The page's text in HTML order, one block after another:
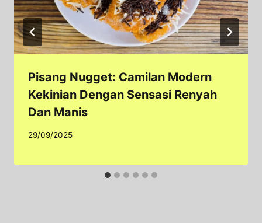
Pisang Nugget: Camilan Modern
Kekinian Dengan Sensasi Renyah
Dan Manis
29/09/2025